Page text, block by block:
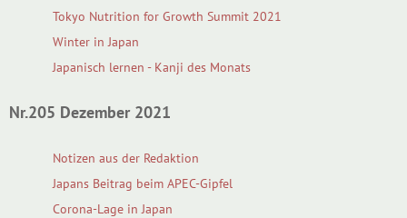
Tokyo Nutrition for Growth Summit 2021
Winter in Japan
Japanisch lernen - Kanji des Monats
Nr.205 Dezember 2021
Notizen aus der Redaktion
Japans Beitrag beim APEC-Gipfel
Corona-Lage in Japan